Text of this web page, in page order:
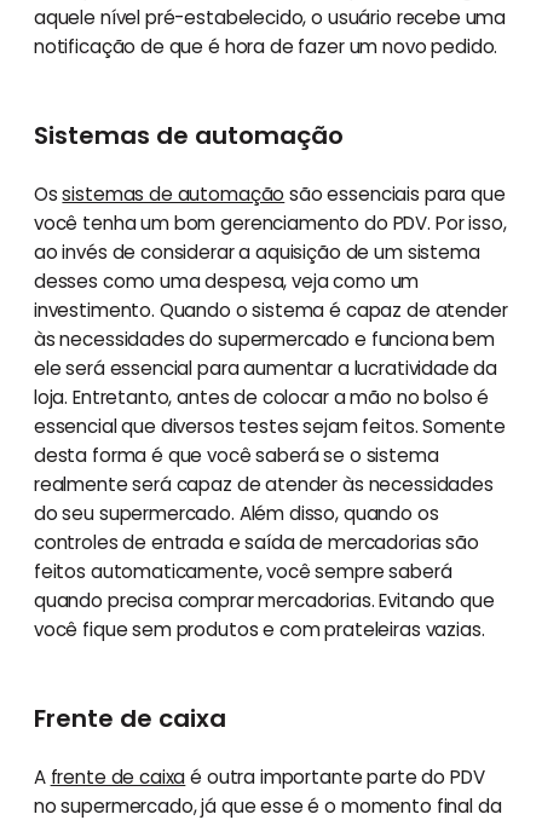
aquele nível pré-estabelecido, o usuário recebe uma
notificação de que é hora de fazer um novo pedido.
Sistemas de automação
Ossistemas de automação são essenciais para que
você tenha um bom gerenciamento do PDV. Por isso,
ao invés de considerar a aquisição de um sistema
desses como uma despesa, veja como um
investimento. Quando o sistema é capaz de atender
às necessidades do supermercado e funciona bem
ele será essencial para aumentar a lucratividade da
loja. Entretanto, antes de colocar a mão no bolso é
essencial que diversos testes sejam feitos. Somente
desta forma é que você saberá se o sistema
realmente será capaz de atender às necessidades
do seu supermercado. Além disso, quando os
controles de entrada e saída de mercadorias são
feitos automaticamente, você sempre saberá
quando precisa comprar mercadorias. Evitando que
você fique sem produtos e com prateleiras vazias.
Frente de caixa
A frente de caixaé outra importante parte do PDV
no supermercado, já que esse é o momento final da